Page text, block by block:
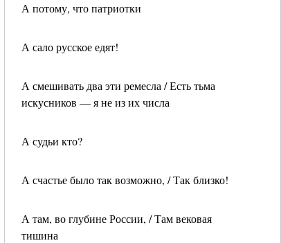
А потому, что патриотки
А сало русское едят!
А смешивать два эти ремесла / Есть тьма
искусников — я не из их числа
А судьи кто?
А счастье было так возможно, / Так близко!
А там, во глубине России, / Там вековая
тишина